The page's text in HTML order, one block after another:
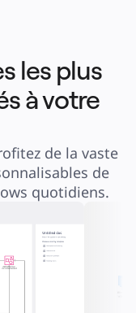
les plus
à votre
de la vaste
de
quotidiens.